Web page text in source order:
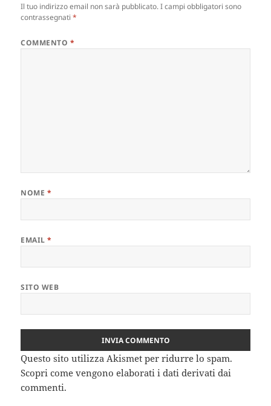
Il tuo indirizzo email non sarà pubblicato. I campi obbligatori sono
contrassegnati*
COMMENTO *
NOME *
EMAIL*
SITO WEB
Questo sito utilizza Akismet per ridurre lo spam.
Scopri come vengono elaborati i dati derivati dai
commenti.